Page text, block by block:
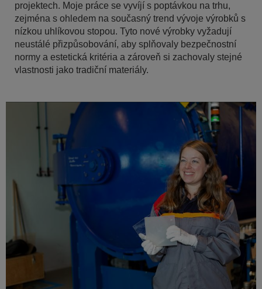
projektech. Moje práce se vyvíjí s poptávkou na trhu,
zejména s ohledem na současný trend vývoje výrobků s
nízkou uhlíkovou stopou. Tyto nové výrobky vyžadují
neustálé přizpůsobování, aby splňovaly bezpečnostní
normy a estetická kritéria a zároveň si zachovaly stejné
vlastnosti jako tradiční materiály.